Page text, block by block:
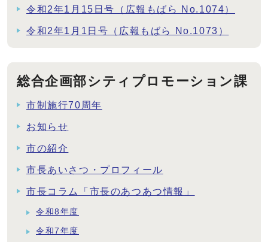
令和2年1月15日号（広報もばら No.1074）
令和2年1月1日号（広報もばら No.1073）
総合企画部シティプロモーション課
市制施行70周年
お知らせ
市の紹介
市長あいさつ・プロフィール
市長コラム「市長のあつあつ情報」
令和8年度
令和7年度